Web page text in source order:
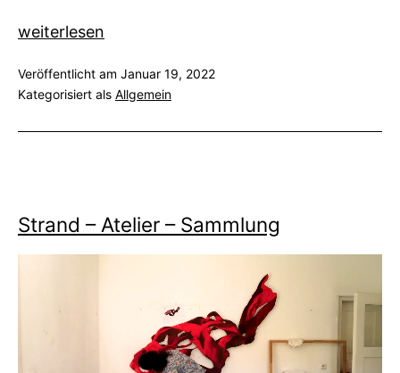
Die
schreibt
der
Wind
weiterlesen
Veröffentlicht am Januar 19, 2022
Kategorisiert als Allgemein
Strand – Atelier – Sammlung